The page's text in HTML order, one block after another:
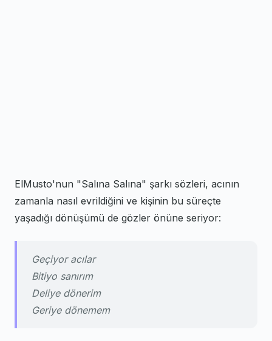
ElMusto'nun "Salına Salına" şarkı sözleri, acının
zamanla nasıl evrildiğini ve kişinin bu süreçte
yaşadığı dönüşümü de gözler önüne seriyor:
Geçiyor acılar
Bitiyo sanırım
Deliye dönerim
Geriye dönemem